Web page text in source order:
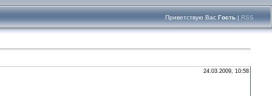
Приветствую Вас Гость | RSS
24.03.2009, 10:58